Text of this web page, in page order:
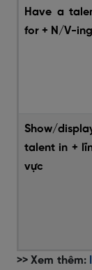
Have a
for + N/V-ing
Show/
talent in +
vực
>> Xem thêm: